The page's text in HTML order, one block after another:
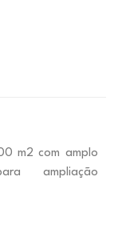
ampliação